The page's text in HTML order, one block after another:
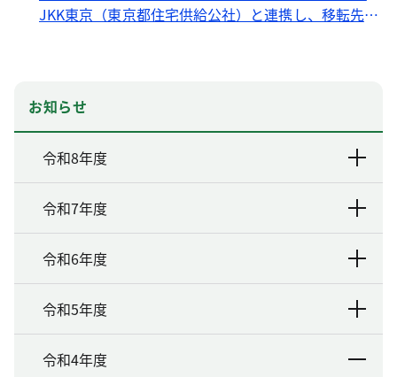
JKK東京（東京都住宅供給公社）と連携し、移転先へ
お知らせ
令和8年度
令和7年度
令和6年度
令和5年度
令和4年度